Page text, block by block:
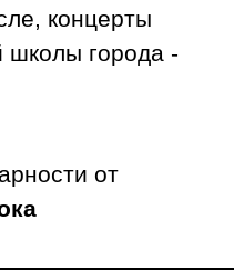
концерты
школы города -
от